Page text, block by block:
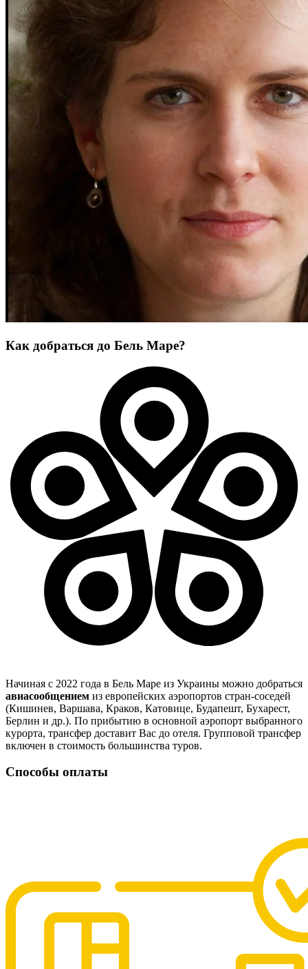
Как добраться до Бель Маре?
Начиная с 2022 года в Бель Маре из Украины можно добраться
авиасообщением из европейских аэропортов стран-соседей
(Кишинев, Варшава, Краков, Катовице, Будапешт, Бухарест,
Берлин и др.). По прибытию в основной аэропорт выбранного
курорта, трансфер доставит Вас до отеля. Групповой трансфер
включен в стоимость большинства туров.
Способы оплаты